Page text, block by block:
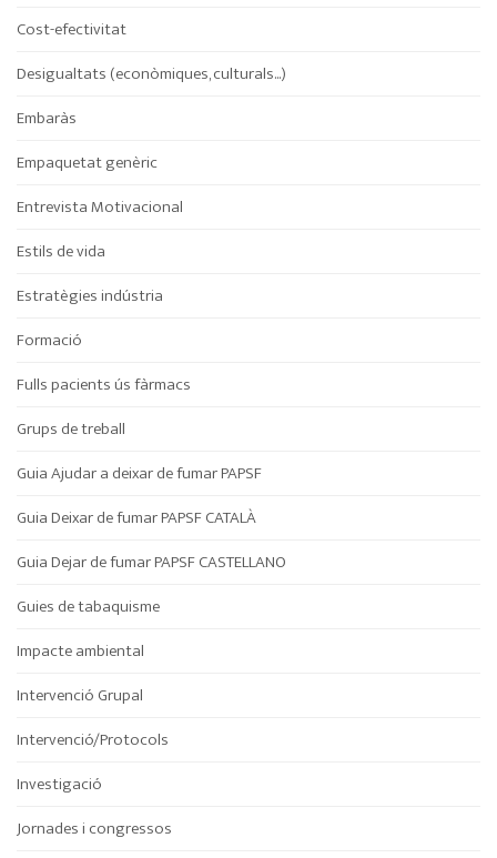
Cost-efectivitat
Desigualtats (econòmiques, culturals...)
Embaràs
Empaquetat genèric
Entrevista Motivacional
Estils de vida
Estratègies indústria
Formació
Fulls pacients ús fàrmacs
Grups de treball
Guia Ajudar a deixar de fumar PAPSF
Guia Deixar de fumar PAPSF CATALÀ
Guia Dejar de fumar PAPSF CASTELLANO
Guies de tabaquisme
Impacte ambiental
Intervenció Grupal
Intervenció/Protocols
Investigació
Jornades i congressos